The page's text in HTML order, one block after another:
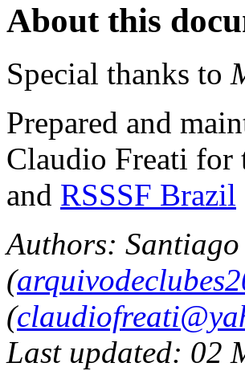
About this
Special thanks to
Prepared and
Claudio Freati for
and RSSSF Brazil
Authors:
(
(
Last updated: 02